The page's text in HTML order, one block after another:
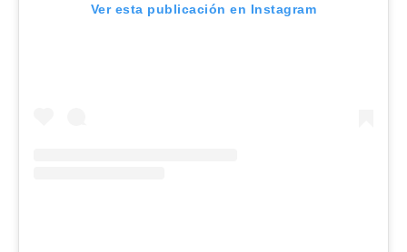
Ver esta publicación en Instagram